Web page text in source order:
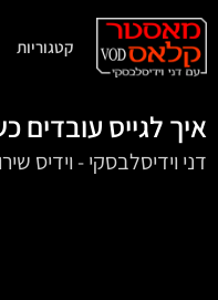
קטגוריות
איך לגייס
דני וידיסלבסקי - וידיס